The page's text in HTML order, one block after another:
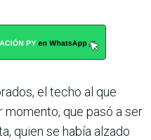
el techo al que
momento, que pasó a ser
quien se había alzado